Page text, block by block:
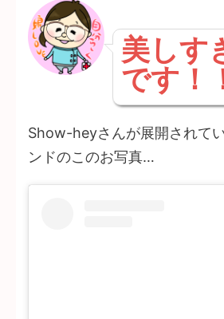
美しす
です！
Show-heyさんが展開されて
ンドのこのお写真…